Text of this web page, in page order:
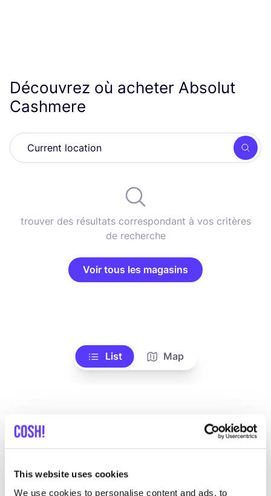
This website uses cookies
We use cookies to personalise content and ads, to
Découvrez où acheter Absolut
Cashmere
trouver des résultats correspondant à vos critères
de recherche
Voir tous les magasins
List Map